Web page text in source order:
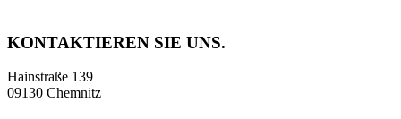
KONTAKTIEREN SIE UNS.
Hainstraße 139
09130 Chemnitz